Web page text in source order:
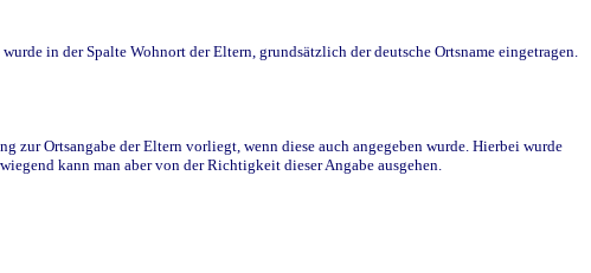
in der Spalte Wohnort der Eltern, grundsätzlich der deutsche Ortsname eingetragen.
zur Ortsangabe der Eltern vorliegt, wenn diese auch angegeben wurde. Hierbei wurde
kann man aber von der Richtigkeit dieser Angabe ausgehen.